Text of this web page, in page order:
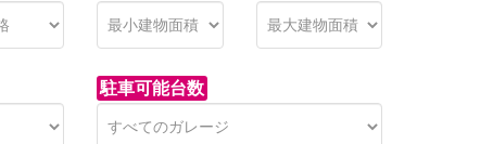
駐車可能台数